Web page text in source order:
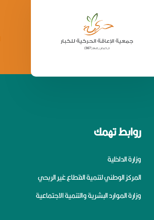
روابط تهمك
وزارة الداخلية
المركز الوطني لتنمية القطاع غير الربحي
وزارة الموارد البشرية والتنمية الاجتماعية